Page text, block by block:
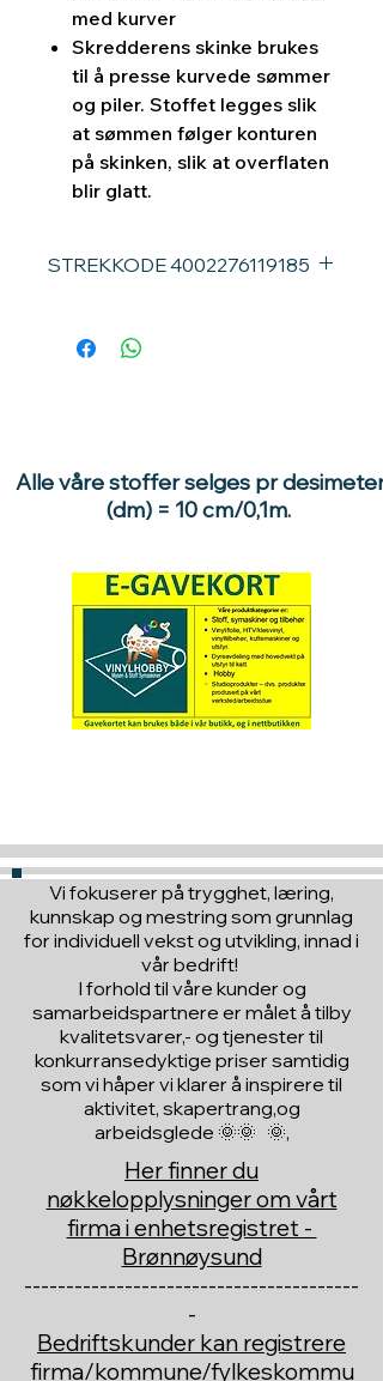
med kurver
Skredderens skinke brukes
til å presse kurvede sømmer
og piler. Stoffet legges slik
at sømmen følger konturen
på skinken, slik at overflaten
blir glatt.
STREKKODE 4002276119185
Alle våre stoffer selges pr desimeter
(dm) = 10 cm/0,1m.
Vi fokuserer på trygghet, læring,
kunnskap og mestring som grunnlag
for individuell vekst og utvikling, innad i
vår bedrift!
I forhold til våre kunder og
samarbeidspartnere er målet å tilby
kvalitetsvarer,- og tjenester til
konkurransedyktige priser samtidig
som vi håper vi klarer å inspirere til
aktivitet, skapertrang,og
arbeidsglede 🌞🌞 🌞,
Her finner du
nøkkelopplysninger om vårt
firma i enhetsregistret -
Brønnøysund
----------------------------------------
-
Bedriftskunder kan registrere
firma/kommune/fylkeskommu